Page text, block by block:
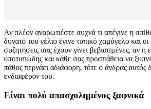
Αν πλέον αναρωτιέστε συχνά τι απέγινε η
δυνατό του γέλιο έγινε τυπικό χαμόγελο και οι
συζητήσεις σας έχουν γίνει βεβιασμένες, αν η
υποτυπώδης και κάθε σας προσπάθεια να
πάθος περνάει αδιάφορη, τότε ο άνδρας αυτός
ενδιαφέρον του.
Είναι πολύ απασχολημένος ξαφνικά